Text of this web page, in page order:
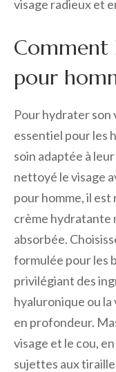
visage radieux et
Comment
pour
Pour hydrater son
essentiel pour les
soin adaptée à
nettoyé le visage
pour homme, il est
crème hydratante
absorbée.
formulée pour les
privilégiant des
hyaluronique ou
en profondeur.
visage et le cou,
sujettes aux